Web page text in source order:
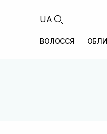
UA
ВОЛОССЯ